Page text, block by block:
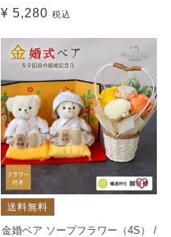
¥ 5,280 税込
送料無料
金婚ベア ソープフラワー（4S） /